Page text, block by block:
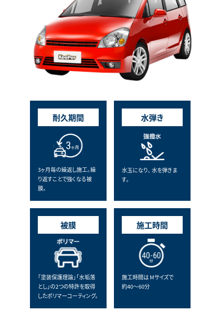
耐久期間
3ヶ月毎の繰返し施工。繰
り返すことで強くなる被
膜。
水弾き
水玉になり、 水を弾きま
す。
被膜
「塗装保護理論」「水垢落
とし」の2つの特許を取得
したポリマーコーティング。
施工時間
施工時間は Mサイズで
約40～60分